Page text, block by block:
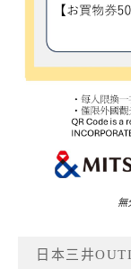
無
日本三井